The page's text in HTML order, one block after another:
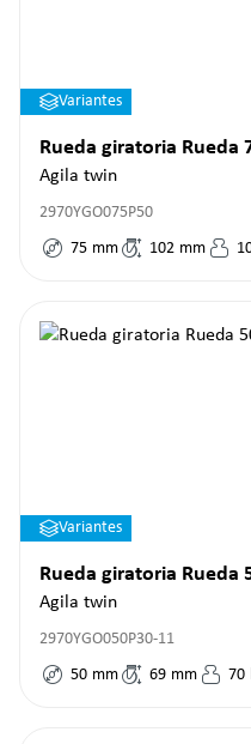
Variantes
Rueda giratoria Rueda
Agila twin
2970YGO075P50
75 mm 102 mm
Variantes
Rueda giratoria Rueda
Agila twin
2970YGO050P30-11
50 mm 69 mm 70